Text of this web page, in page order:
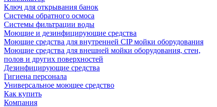
Ключ для открывания банок
Системы обратного осмоса
Системы фильтрации воды
Моющие и дезинфицирующие средства
Моющие средства для внутренней CIP мойки оборудования
Моющие средства для внешней мойки оборудования, стен,
полов и других поверхностей
Дезинфицирующие средства
Гигиена персонала
Универсальное моющее средство
Как купить
Компания